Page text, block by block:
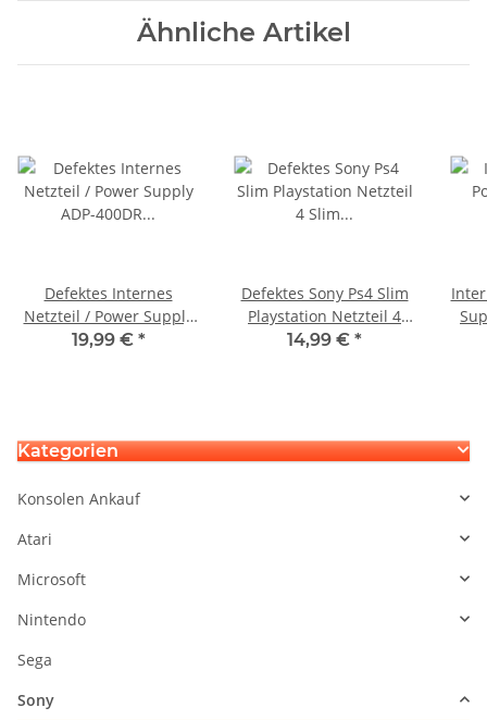
Ähnliche Artikel
Defektes Internes
Netzteil / Power Supply
ADP-400DR für
19,99 € *
Defektes Sony Ps4 Slim
Playstation Netzteil 4
Slim ADP-160CR / N15-
14,99 € *
Kategorien
Konsolen Ankauf
Atari
Microsoft
Nintendo
Sega
Sony